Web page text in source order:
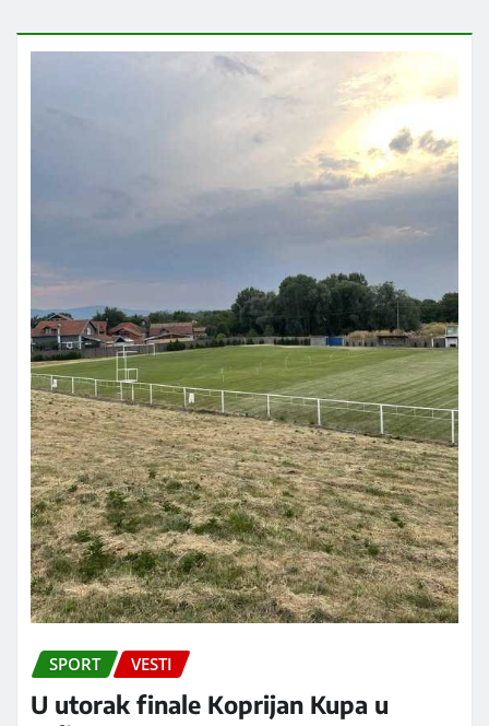
SPORT VESTI
U utorak finale Koprijan Kupa u